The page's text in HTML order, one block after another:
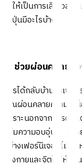
ไม่ให้เป็นการเสียเวล
ญี่ปุ่นมีอะไรบ้าง
1. ช่วยผ่อนคลายคว
การได้กลับบ้านมาเจ
คุณผ่อนคลายความเห
เพราะนอกจากการต
เพิ่มความอบอุ่น สบา
อย่างเฟอร์นิเจอร์ไ
ร่างกายและจิตใจให้ดีขึ้